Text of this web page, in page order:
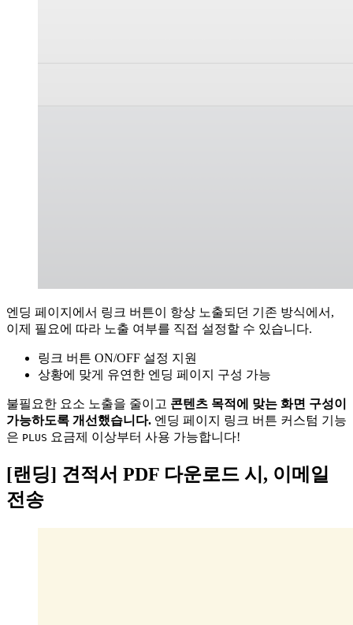
엔딩 페이지에서 링크 버튼이 항상 노출되던 기존 방식에서,
이제 필요에 따라 노출 여부를 직접 설정할 수 있습니다.
링크 버튼 ON/OFF 설정 지원
상황에 맞게 유연한 엔딩 페이지 구성 가능
불필요한 요소 노출을 줄이고 콘텐츠 목적에 맞는 화면 구성이
가능하도록 개선했습니다. 엔딩 페이지 링크 버튼 커스텀 기능
은 PLUS 요금제 이상부터 사용 가능합니다!
[랜딩] 견적서 PDF 다운로드 시, 이메일
전송